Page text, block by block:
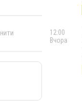
12:00
Вчора